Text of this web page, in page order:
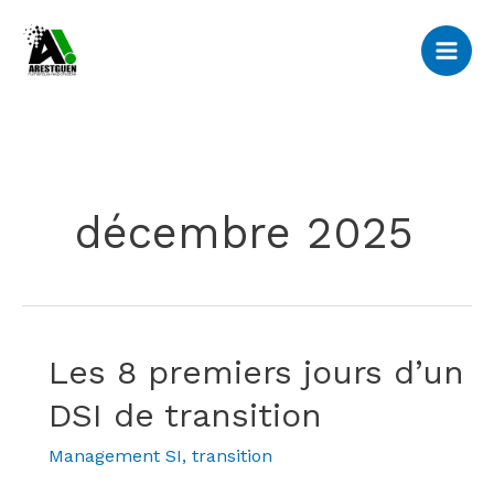
contenu
décembre 2025
Les 8 premiers jours d’un
DSI de transition
Management SI, transition
Les
premiers
jours